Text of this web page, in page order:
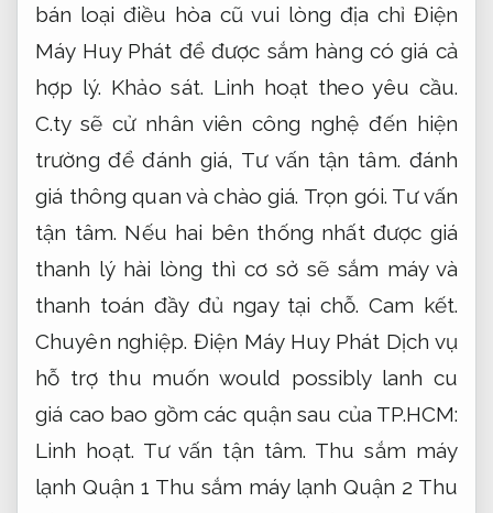
bán loại điều hòa cũ vui lòng địa chỉ Điện
Máy Huy Phát để được sắm hàng có giá cả
hợp lý. Khảo sát. Linh hoạt theo yêu cầu.
C.ty sẽ cử nhân viên công nghệ đến hiện
trường để đánh giá, Tư vấn tận tâm. đánh
giá thông quan và chào giá. Trọn gói. Tư vấn
tận tâm. Nếu hai bên thống nhất được giá
thanh lý hài lòng thì cơ sở sẽ sắm máy và
thanh toán đầy đủ ngay tại chỗ. Cam kết.
Chuyên nghiệp. Điện Máy Huy Phát Dịch vụ
hỗ trợ thu muốn would possibly lanh cu
giá cao bao gồm các quận sau của TP.HCM:
Linh hoạt. Tư vấn tận tâm. Thu sắm máy
lạnh Quận 1 Thu sắm máy lạnh Quận 2 Thu